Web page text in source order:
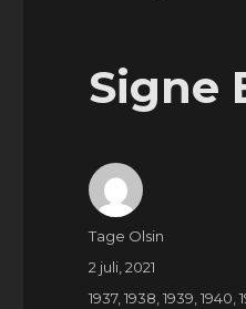
Signe
Författare
Tage Olsin
Publicerat
2 juli, 2021
Kategorier
1937,1938 ,1939 ,1940 ,